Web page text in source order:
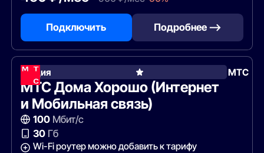
Подключить Подробнее —>
Акция МТС
МТС Дома Хорошо (Интернет
и Мобильная связь)
100Мбит/с
30Гб
Wi-Fi роутер можно добавить к тарифу